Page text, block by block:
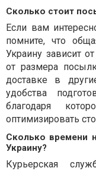
Сколько стоит
Если вам
помните, что
Украину зависит
от размера
доставке в
удобства
благодаря
оптимизировать
Сколько времени
Украину?
Курьерская